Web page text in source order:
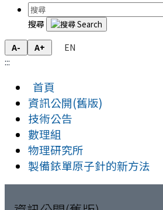
搜尋
A- A+
EN
:::
首頁
資訊公開(舊版)
技術公告
數理組
物理研究所
製備銥單原子針的新方法